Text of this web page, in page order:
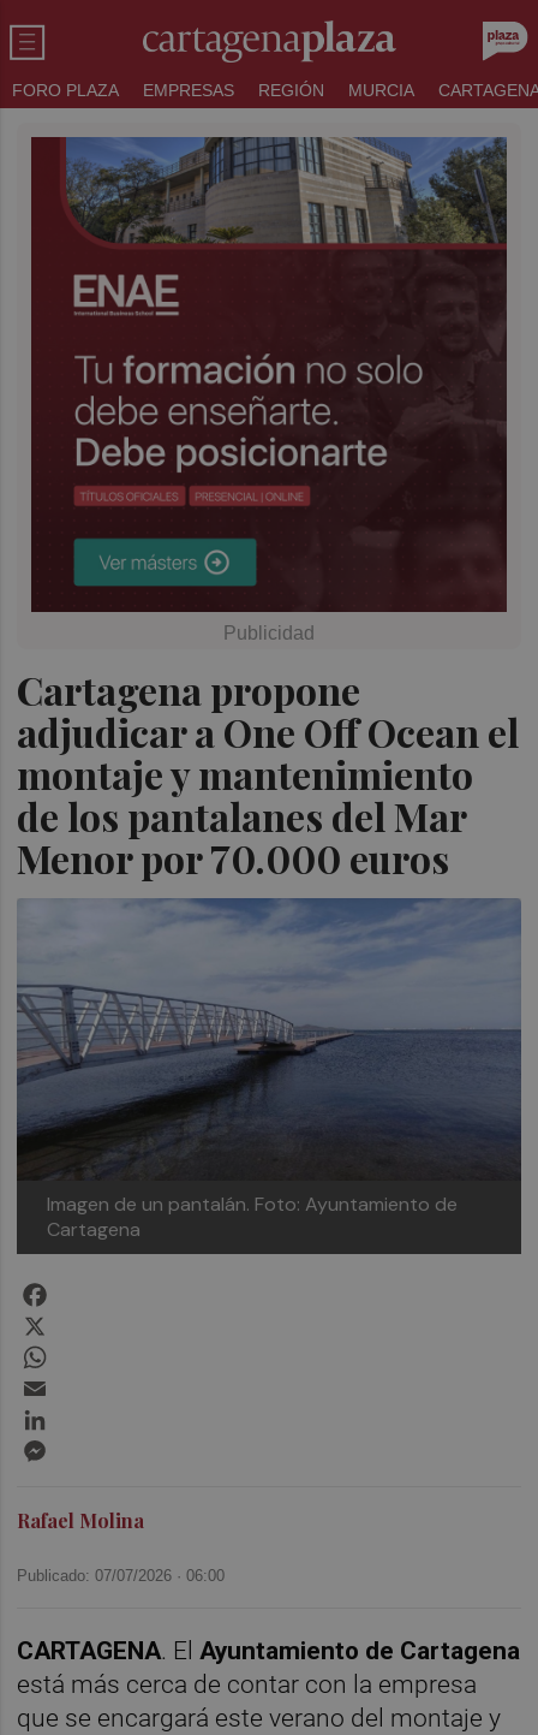
FORO PLAZA EMPRESAS REGIÓN MURCIA
Cartagena propone
adjudicar a One Off Ocean el
montaje y mantenimiento
de los pantalanes del Mar
Menor por 70.000 euros
Imagen de un pantalán. Foto: Ayuntamiento de
Cartagena
Rafael Molina
Publicado: 07/07/2026 ·06:00
CARTAGENA. El Ayuntamiento de Cartagena
está más cerca de contar con la empresa
que se encargará este verano del montaje y